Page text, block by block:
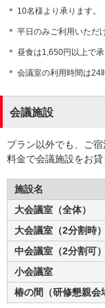
＊ 10名様より承ります。
＊ 平日のみご利用いただ
＊ 昼食は1,650円以上で承
＊ 会議室の利用時間は24
会議施設
プラン以外でも、ご
料金で会議施設をお貸
施設名
大会議室（全体）
大会議室（2分割時）
中会議室（2分割可）
小会議室
椿の間（研修懇親会